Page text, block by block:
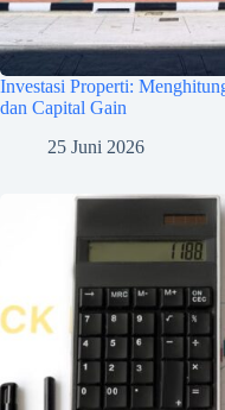
Investasi Properti:
dan Capital Gain
25 Juni 2026